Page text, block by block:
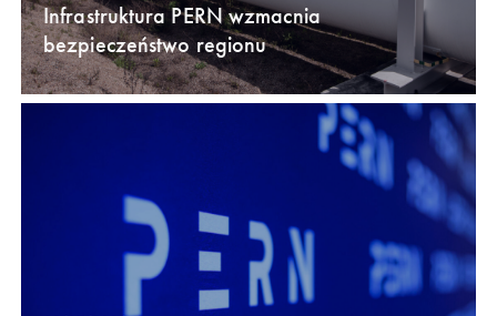
Infrastruktura PERN wzmacnia
bezpieczeństwo regionu